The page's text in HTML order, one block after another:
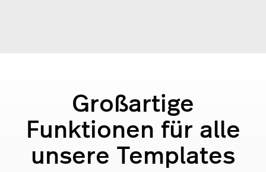
Großartige
Funktionen für alle
unsere Templates